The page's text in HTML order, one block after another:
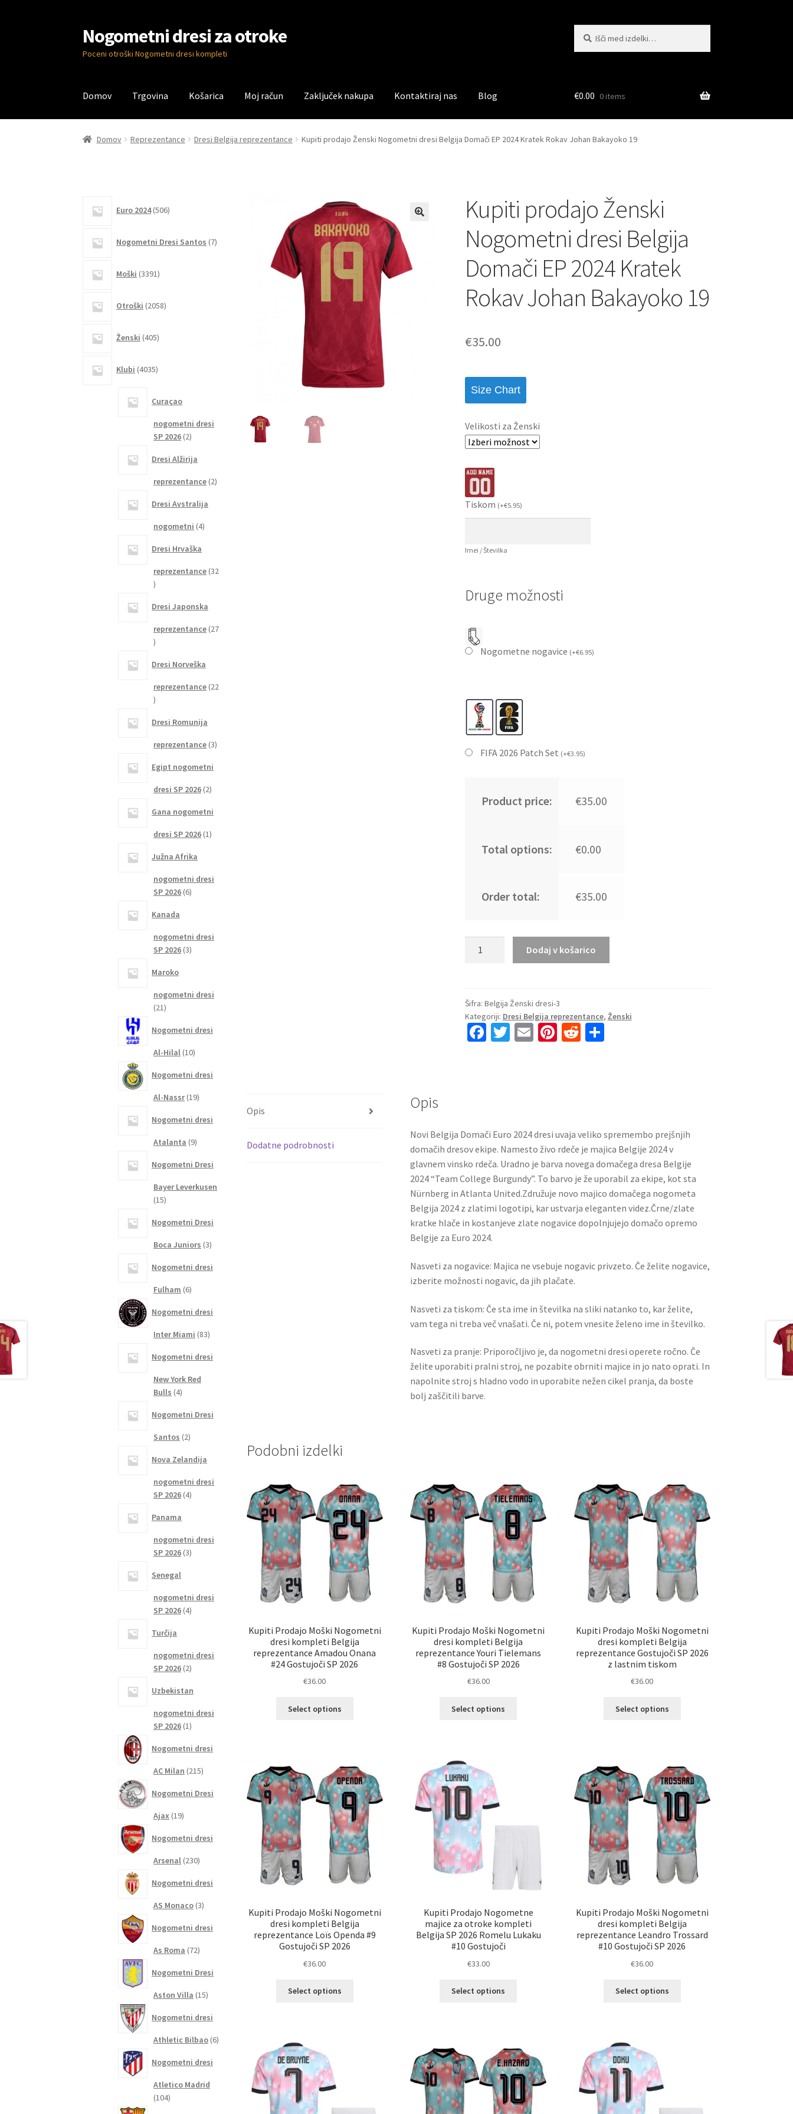
Skip
to
navigation
Skip
to
content
Nogometni dresi za otroke
Poceni otroški Nogometni dresi kompleti
Domov Trgovina Košarica Moj račun Zaključek nakupa Kontaktiraj nas Blog
Domov BlogKontaktiraj nas Košarica Trgovina Zaključek nakupa
€0.00 0 items
Domov Reprezentance Dresi Belgija reprezentance Kupiti prodajo Ženski Nogometni dresi Belgija Domači EP 2024 Kratek Rokav Johan Bakayoko 19
Kupiti prodajo Ženski
Nogometni dresi Belgija
Domači EP 2024 Kratek
Rokav Johan Bakayoko 19
€35.00
Size Chart
Velikosti za Ženski
Tiskom (+€5.95)
Imei / Številka
Druge možnosti
Nogometne nogavice (+€6.95)
FIFA 2026 Patch Set (+€3.95)
Product price: €35.00
Total options: €0.00
Order total: €35.00
dresi
Belgija
Domači
19
količina
Dodaj v košarico
Šifra: Belgija Ženski dresi-3
Kategoriji: Dresi Belgija reprezentance, Ženski
Fa
k
T E Pi R S
Opis
Dodatne podrobnosti
Opis
Novi Belgija Domači Euro 2024 dresi uvaja veliko spremembo prejšnjih
domačih dresov ekipe. Namesto živo rdeče je majica Belgije 2024 v
glavnem vinsko rdeča. Uradno je barva novega domačega dresa Belgije
2024 “Team College Burgundy”. To barvo je že uporabil za ekipe, kot sta
Nürnberg in Atlanta United.Združuje novo majico domačega nogometa
Belgija 2024 z zlatimi logotipi, kar ustvarja eleganten videz.Črne/zlate
kratke hlače in kostanjeve zlate nogavice dopolnjujejo domačo opremo
Belgije za Euro 2024.
Nasveti za nogavice: Majica ne vsebuje nogavic privzeto. Če želite nogavice,
izberite možnosti nogavic, da jih plačate.
Nasveti za tiskom: Če sta ime in številka na sliki natanko to, kar želite,
vam tega ni treba več vnašati. Če ni, potem vnesite želeno ime in številko.
Nasveti za pranje: Priporočljivo je, da nogometni dresi operete ročno. Če
želite uporabiti pralni stroj, ne pozabite obrniti majice in jo nato oprati. In
napolnite stroj s hladno vodo in uporabite nežen cikel pranja, da boste
bolj zaščitili barve.
Podobni izdelki
Kupiti Prodajo Moški Nogometni
dresi kompleti Belgija
reprezentance Amadou Onana
#24 Gostujoči SP 2026
€36.00
Select options
Možnosti
lahko
izberete
na
strani
izdelka
Kupiti Prodajo Moški Nogometni
dresi kompleti Belgija
reprezentance Youri Tielemans
#8 Gostujoči SP 2026
€36.00
Select options
izdelka
Kupiti Prodajo Moški Nogometni
dresi kompleti Belgija
reprezentance Gostujoči SP 2026
z lastnim tiskom
€36.00
Select options
Možnosti
lahko
izberete
na
strani
izdelka
Kupiti Prodajo Moški Nogometni
dresi kompleti Belgija
reprezentance Loïs Openda #9
Gostujoči SP 2026
€36.00
Select options
Kupiti Prodajo Nogometne
majice za otroke kompleti
Belgija SP 2026 Romelu Lukaku
#10 Gostujoči
€33.00
Select options
Možnosti
lahko
izberete
na
strani
Kupiti Prodajo Moški Nogometni
dresi kompleti Belgija
reprezentance Leandro Trossard
#10 Gostujoči SP 2026
€36.00
Select options
Euro 2024 506izdelkov
Nogometni Dresi Santos 7izdelkov
Moški 3391izdelkov
Otroški 2058izdelkov
Ženski 405izdelkov
Klubi 4035izdelkov
Curaçao
nogometni dresi
SP 2026 22
Dresi Alžirija
reprezentance 22
Dresi Avstralija
nogometni 44
Dresi Hrvaška
reprezentance 32
32
Dresi Japonska
reprezentance 27
27
Dresi Norveška
reprezentance 22
22
Dresi Romunija
reprezentance 33
Egipt nogometni
dresi SP 2026 22
Gana nogometni
dresi SP 2026 11
Južna Afrika
nogometni dresi
SP 2026 66
Kanada
nogometni dresi
SP 2026 33
Maroko
nogometni dresi
2121
Nogometni dresi
Al-Hilal 1010
Nogometni dresi
Al-Nassr 1919
Nogometni dresi
Atalanta 99
Nogometni Dresi
Bayer Leverkusen
1515
Nogometni Dresi
Boca Juniors 33
Nogometni dresi
Fulham 66
Nogometni dresi
Inter Miami 8383
Nogometni dresi
New York Red
Bulls 44
Nogometni Dresi
Santos 22
Nova Zelandija
nogometni dresi
SP 2026 44
Panama
nogometni dresi
SP 2026 33
Senegal
nogometni dresi
SP 2026 44
Turčija
nogometni dresi
SP 2026 22
Uzbekistan
nogometni dresi
SP 2026 11
Nogometni dresi
AC Milan 215215
Nogometni Dresi
Ajax 1919
Nogometni dresi
Arsenal 230230
Nogometni dresi
AS Monaco 33
Nogometni dresi
As Roma 7272
Nogometni Dresi
Aston Villa 1515
Nogometni dresi
Athletic Bilbao 66
Nogometni dresi
Atletico Madrid
104104